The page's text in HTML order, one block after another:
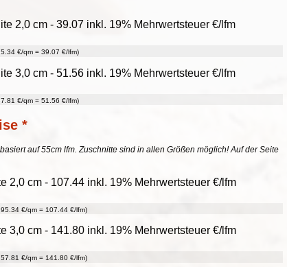
2,0 cm - 39.07 inkl. 19% Mehrwertsteuer €/lfm
€/qm = 39.07 €/lfm)
3,0 cm - 51.56 inkl. 19% Mehrwertsteuer €/lfm
€/qm = 51.56 €/lfm)
*
auf 55cm lfm. Zuschnitte sind in allen Größen möglich! Auf der Seite
2,0 cm - 107.44 inkl. 19% Mehrwertsteuer €/lfm
€/qm = 107.44 €/lfm)
3,0 cm - 141.80 inkl. 19% Mehrwertsteuer €/lfm
€/qm = 141.80 €/lfm)